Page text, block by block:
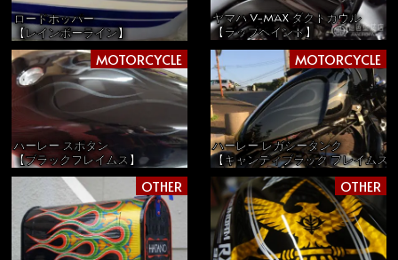
ロードホッパー
【レインボーライン】
ヤマハ V-MAX ダクトカウル
【ラップペイント】
MOTORCYCLE
ハーレー スポタン
【ブラックフレイムス】
MOTORCYCLE
ハーレー レガシータンク
【キャンディブラック フレイムス
OTHER OTHER